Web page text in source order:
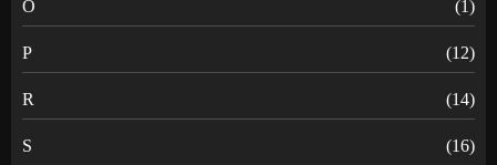
O (1)
P (12)
R (14)
S (16)